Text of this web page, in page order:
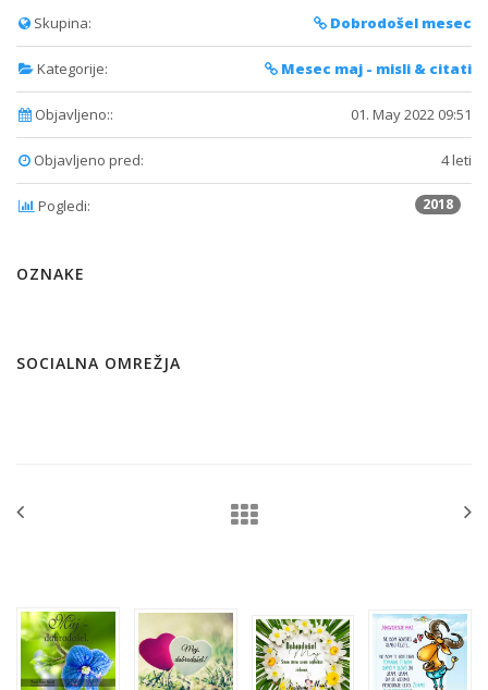
Skupina: Dobrodošel mesec
Kategorije: Mesec maj - misli & citati
Objavljeno:: 01. May 2022 09:51
Objavljeno pred: 4 leti
Pogledi: 2018
OZNAKE
SOCIALNA OMREŽJA